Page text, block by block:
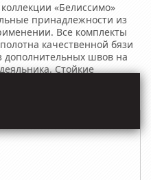
«Белиссимо»
принадлежности из
Все комплекты
качественной бязи
дополнительных швов на
Стойкие
обеспечивают